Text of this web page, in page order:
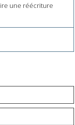
une réécriture